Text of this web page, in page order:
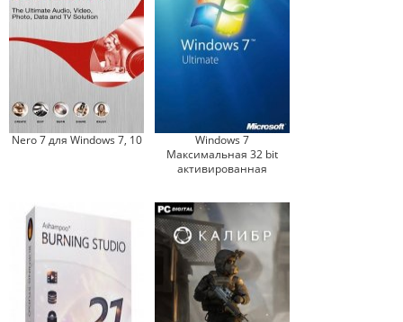
Nero 7 для Windows 7, 10
Windows 7
Максимальная 32 bit
активированная